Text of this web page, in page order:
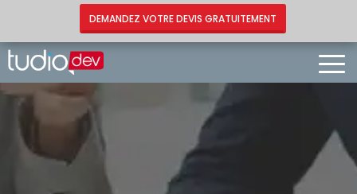
DEMANDEZ VOTRE DEVIS GRATUITEMENT